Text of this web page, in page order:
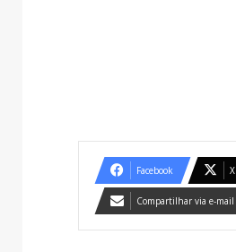
Facebook X
Compartilhar via e-mail